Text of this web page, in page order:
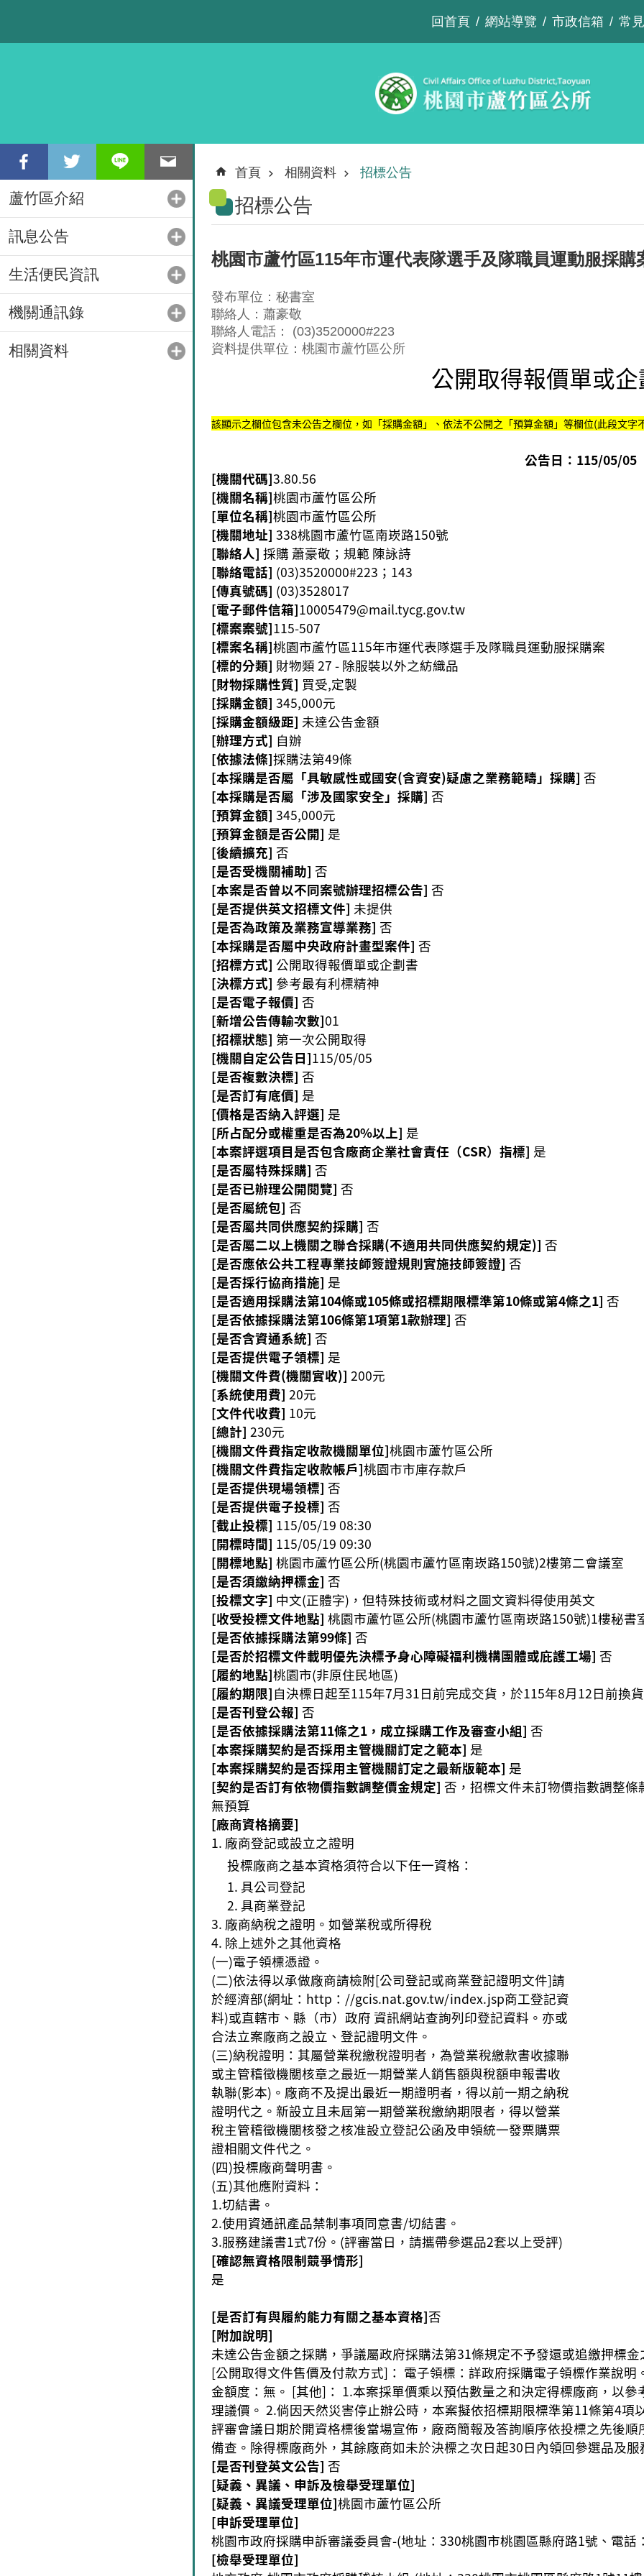
回首頁 網站導覽 市政信箱 常
蘆竹區介紹
訊息公告
生活便民資訊
機關通訊錄
相關資料
首頁 相關資料 招標公告
招標公告
桃園市蘆竹區115年市運代表隊選手及隊職員運動服採購
發布單位：秘書室
聯絡人：蕭豪敬
聯絡人電話： (03)3520000#223
資料提供單位：桃園市蘆竹區公所
公開取得報價單或
該顯示之欄位包含未公告之欄位，如「採購金額」、依法不公開之「預算金額」等欄位(此段文字
公告日：115/05/05
[機關代碼]3.80.56
[機關名稱]桃園市蘆竹區公所
[單位名稱]桃園市蘆竹區公所
[機關地址] 338桃園市蘆竹區南崁路150號
[聯絡人] 採購 蕭豪敬；規範 陳詠詩
[聯絡電話] (03)3520000#223；143
[傳真號碼] (03)3528017
[電子郵件信箱]10005479@mail.tycg.gov.tw
[標案案號]115-507
[標案名稱]桃園市蘆竹區115年市運代表隊選手及隊職員運動服採購案
[標的分類] 財物類 27 - 除服裝以外之紡織品
[財物採購性質] 買受,定製
[採購金額] 345,000元
[採購金額級距] 未達公告金額
[辦理方式] 自辦
[依據法條]採購法第49條
[本採購是否屬「具敏感性或國安(含資安)疑慮之業務範疇」採購] 否
[本採購是否屬「涉及國家安全」採購] 否
[預算金額] 345,000元
[預算金額是否公開] 是
[後續擴充] 否
[是否受機關補助] 否
[本案是否曾以不同案號辦理招標公告] 否
[是否提供英文招標文件] 未提供
[是否為政策及業務宣導業務] 否
[本採購是否屬中央政府計畫型案件] 否
[招標方式] 公開取得報價單或企劃書
[決標方式] 參考最有利標精神
[是否電子報價] 否
[新增公告傳輸次數]01
[招標狀態] 第一次公開取得
[機關自定公告日]115/05/05
[是否複數決標] 否
[是否訂有底價] 是
[價格是否納入評選] 是
[所占配分或權重是否為20%以上] 是
[本案評選項目是否包含廠商企業社會責任（CSR）指標] 是
[是否屬特殊採購] 否
[是否已辦理公開閱覽] 否
[是否屬統包] 否
[是否屬共同供應契約採購] 否
[是否屬二以上機關之聯合採購(不適用共同供應契約規定)] 否
[是否應依公共工程專業技師簽證規則實施技師簽證] 否
[是否採行協商措施] 是
[是否適用採購法第104條或105條或招標期限標準第10條或第4條之1] 否
[是否依據採購法第106條第1項第1款辦理] 否
[是否含資通系統] 否
[是否提供電子領標] 是
[機關文件費(機關實收)] 200元
[系統使用費] 20元
[文件代收費] 10元
[總計] 230元
[機關文件費指定收款機關單位]桃園市蘆竹區公所
[機關文件費指定收款帳戶]桃園市市庫存款戶
[是否提供現場領標] 否
[是否提供電子投標] 否
[截止投標] 115/05/19 08:30
[開標時間] 115/05/19 09:30
[開標地點] 桃園市蘆竹區公所(桃園市蘆竹區南崁路150號)2樓第二會議室
[是否須繳納押標金] 否
[投標文字] 中文(正體字)，但特殊技術或材料之圖文資料得使用英文
[收受投標文件地點] 桃園市蘆竹區公所(桃園市蘆竹區南崁路150號)1樓秘書
[是否依據採購法第99條] 否
[是否於招標文件載明優先決標予身心障礙福利機構團體或庇護工場] 否
[履約地點]桃園市(非原住民地區)
[履約期限]自決標日起至115年7月31日前完成交貨，於115年8月12日前換
[是否刊登公報] 否
[是否依據採購法第11條之1，成立採購工作及審查小組] 否
[本案採購契約是否採用主管機關訂定之範本] 是
[本案採購契約是否採用主管機關訂定之最新版範本] 是
[契約是否訂有依物價指數調整價金規定] 否，招標文件未訂物價指數調整條
無預算
[廠商資格摘要]
廠商登記或設立之證明
投標廠商之基本資格須符合以下任一資格：
具公司登記
具商業登記
廠商納稅之證明。如營業稅或所得稅
除上述外之其他資格
(一)電子領標憑證。
(二)依法得以承做廠商請檢附[公司登記或商業登記證明文件]請
於經濟部(網址：http：//gcis.nat.gov.tw/index.jsp商工登記資
料)或直轄市、縣（市）政府 資訊網站查詢列印登記資料。亦或
合法立案廠商之設立、登記證明文件。
(三)納稅證明：其屬營業稅繳稅證明者，為營業稅繳款書收據聯
或主管稽徵機關核章之最近一期營業人銷售額與稅額申報書收
執聯(影本)。廠商不及提出最近一期證明者，得以前一期之納稅
證明代之。新設立且未屆第一期營業稅繳納期限者，得以營業
稅主管稽徵機關核發之核准設立登記公函及申領統一發票購票
證相關文件代之。
(四)投標廠商聲明書。
(五)其他應附資料：
1.切結書。
2.使用資通訊產品禁制事項同意書/切結書。
3.服務建議書1式7份。(評審當日，請攜帶參選品2套以上受評)
[確認無資格限制競爭情形]
是
[是否訂有與履約能力有關之基本資格]否
[附加說明]
未達公告金額之採購，爭議屬政府採購法第31條規定不予發還或追繳押標金
[公開取得文件售價及付款方式]： 電子領標：詳政府採購電子領標作業說
金額度：無。 [其他]： 1.本案採單價乘以預估數量之和決定得標廠商，以
理議價。 2.倘因天然災害停止辦公時，本案擬依招標期限標準第11條第4
評審會議日期於開資格標後當場宣佈，廠商簡報及答詢順序依投標之先後
備查。除得標廠商外，其餘廠商如未於決標之次日起30日內領回參選品及
[是否刊登英文公告] 否
[疑義、異議、申訴及檢舉受理單位]
[疑義、異議受理單位]桃園市蘆竹區公所
[申訴受理單位]
桃園市政府採購申訴審議委員會-(地址：330桃園市桃園區縣府路1號、電
[檢舉受理單位]